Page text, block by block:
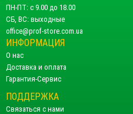
ПН-ПТ: с 9.00 до 18.00
СБ, ВС: выходные
office@prof-store.com.ua
ИНФОРМАЦИЯ
О нас
Доставка и оплата
Гарантия-Сервис
ПОДДЕРЖКА
Связаться с нами